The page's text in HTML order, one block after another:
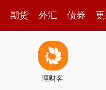
期货 外汇 债券
理财客